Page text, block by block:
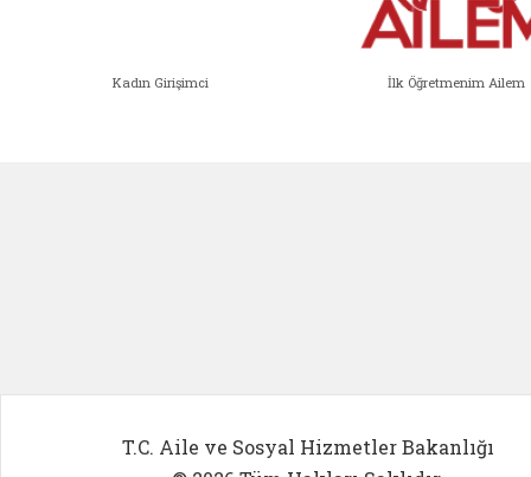
Kadın Girişimci İlk Öğretmenim Ailem
T.C. Aile ve Sosyal Hizmetler Bakanlığı